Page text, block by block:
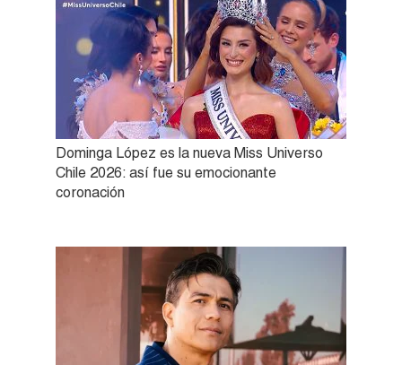
Dominga López es la nueva Miss Universo
Chile 2026: así fue su emocionante
coronación